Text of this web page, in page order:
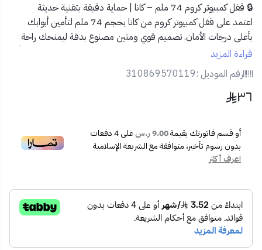
🔒 قفل كمبيوتر كروم 74 ملم – كانا | حماية دقيقة بتقنية حديثة
اعتمد على قفل كمبيوتر كروم من كانا بحجم 74 ملم
لتأمين أبوابك
بأعلى درجات الأمان. تصميم قوي ومتين مصنوع بدقة ليمنحك راحة
البال، مع نظام كمبيوتر يمنع تكرار المفاتيح ويعزز الحماية ضد السرقة أو
الفتح غير المصرح به.
✅ المميزات:
🗝️يأتي مع 5 مفاتيح دقيقة وعالية الجودة
📏حجم 74 ملم مثالي لمعظم الأبواب المنزلية والتجارية
🔧
سهولة في التركيب والاستخدام
5 × مفاتيح أصلية
🧱 الاستخدام المثالي:
قراءة المزيد
رقم الموديل :310869570119
٣٦
أو قسم فاتورتك بقيمة9.00 ر.س على4دفعات
بدون رسوم تأخير، متوافقة مع الشريعة الإسلامية
اعرف أكثر